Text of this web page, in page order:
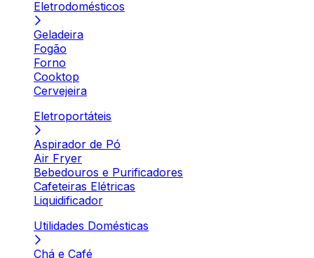
Eletrodomésticos
Geladeira
Fogão
Forno
Cooktop
Cervejeira
Eletroportáteis
Aspirador de Pó
Air Fryer
Bebedouros e Purificadores
Cafeteiras Elétricas
Liquidificador
Utilidades Domésticas
Chá e Café